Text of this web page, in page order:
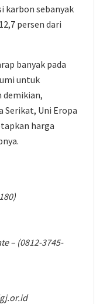
karbon sebanyak
persen dari
banyak pada
untuk
demikian,
Serikat, Uni Eropa
harga
– (0812-3745-